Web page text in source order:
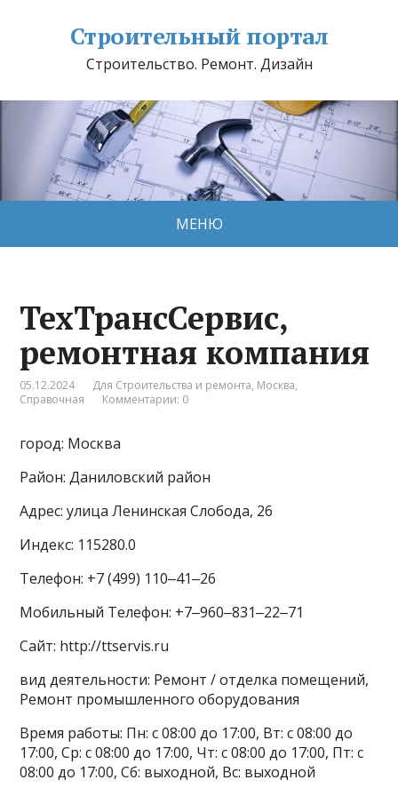
Строительный портал
Строительство. Ремонт. Дизайн
МЕНЮ
ТехТрансСервис,
ремонтная компания
05.12.2024 Для Строительства и ремонта, Москва,
Справочная
Комментарии: 0
город: Москва
Район: Даниловский район
Адрес: улица Ленинская Слобода, 26
Индекс: 115280.0
Телефон: +7 (499) 110‒41‒26
Мобильный Телефон: +7‒960‒831‒22‒71
Сайт: http://ttservis.ru
вид деятельности: Ремонт / отделка помещений,
Ремонт промышленного оборудования
Время работы: Пн: с 08:00 до 17:00, Вт: с 08:00 до
17:00, Ср: с 08:00 до 17:00, Чт: с 08:00 до 17:00, Пт: с
08:00 до 17:00, Сб: выходной, Вс: выходной